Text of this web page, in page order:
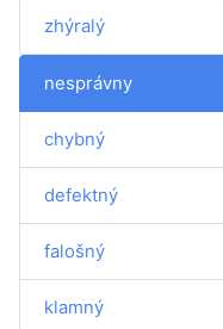
zhýralý
nesprávny
chybný
defektný
falošný
klamný